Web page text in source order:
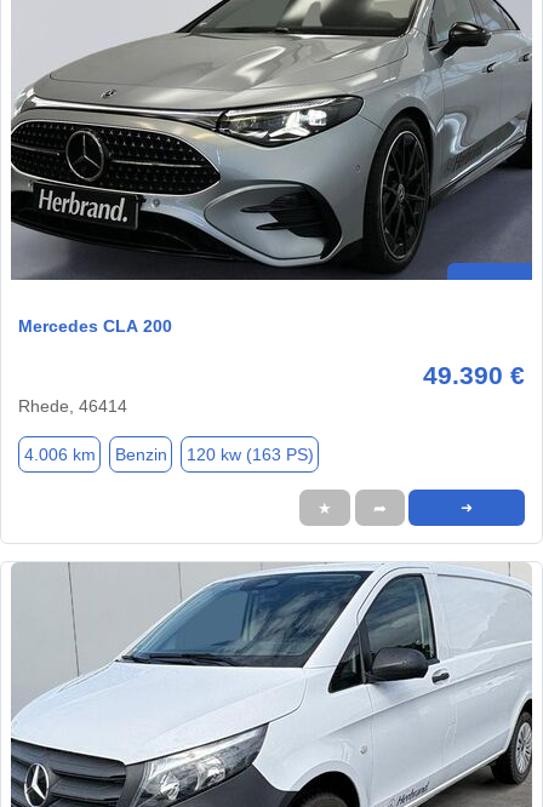
Mercedes CLA 200
49.390 €
Rhede, 46414
4.006 km Benzin 120 kw (163 PS)
★ ➦ ➜